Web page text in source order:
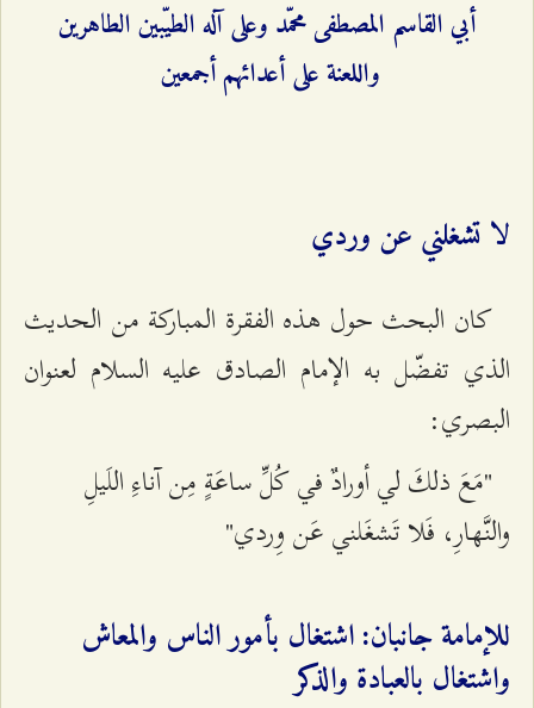
أبي القاسم المصطفى محمّد وعلى آله الطيّبين الطاهرين
واللعنة على أعدائهم أجمعين
لا تشغلني عن وردي
كان البحث حول هذه الفقرة المباركة من الحديث
الذي تفضّل به الإمام الصادق عليه السلام لعنوان
البصري:
"مَعَ ذلكَ لي أورادٌ في كُلِّ ساعَةٍ مِن آناءِ اللَيلِ
والنَّهارِ، فَلا تَشغَلني عَن وِردي"
للإمامة جانبان: اشتغال بأمور الناس والمعاش
واشتغال بالعبادة والذكر